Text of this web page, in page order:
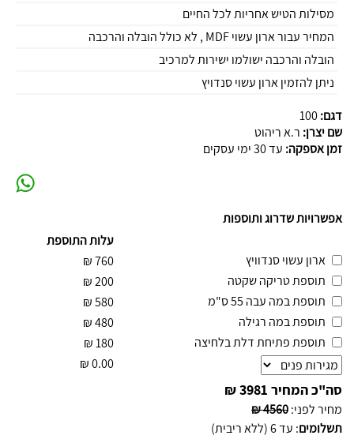
מסילות הטיש אחריות לכל החיים
המחיר עבור ארון עשוי MDF , לא כולל הובלה והרכבה
הובלה והרכבה ישולמו ישירות למרכיב
ניתן להזמין ארון עשוי סנדויץ
דגם:100
שם יצרן: ר.א ריהוט
זמן אספקה: עד 30 ימי עסקים
אפשרויות שדרוג ותוספות
עלות התוספת
ארון עשוי סנדוויץ
760
₪
תוספת טריקה שקטה
200
₪
תוספת במה עבה 55 ס"מ
580
₪
תוספת במה רגילה
480
₪
תוספת פתיחת דלת בלחיצה
180
₪
0.00
₪
סה"כ המחיר 3981 ₪
מחיר לפני:
4560 ₪
תשלומים: עד 6 (ללא ריבית)